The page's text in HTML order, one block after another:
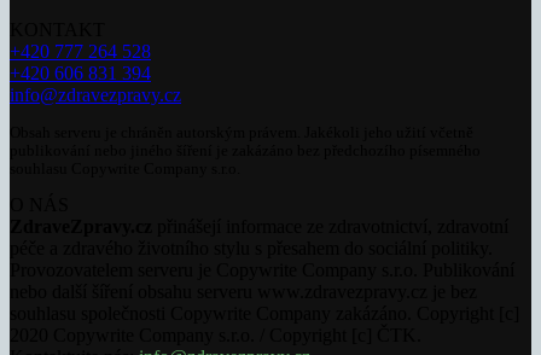
+420 777 264 528
+420 606 831 394
info@zdravezpravy.cz